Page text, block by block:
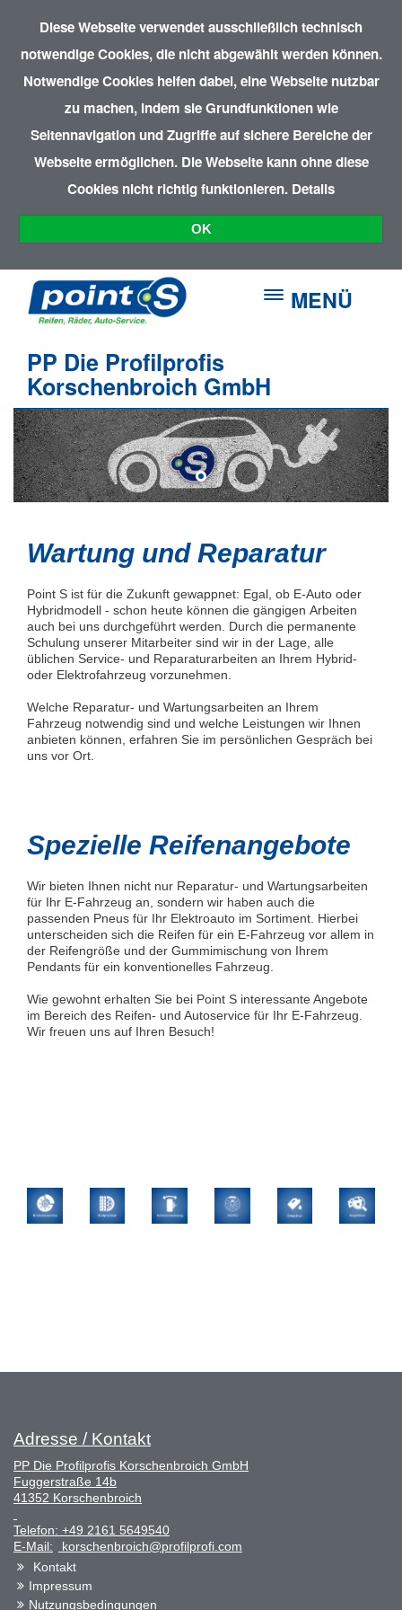
Diese Webseite verwendet ausschließlich technisch
notwendige Cookies, die nicht abgewählt werden können.
Notwendige Cookies helfen dabei, eine Webseite nutzbar
zu machen, indem sie Grundfunktionen wie
Seitennavigation und Zugriffe auf sichere Bereiche der
Webseite ermöglichen. Die Webseite kann ohne diese
Cookies nicht richtig funktionieren. Details
OK
MENÜ
PP Die Profilprofis
Korschenbroich GmbH
Wartung und Reparatur
Point S ist für die Zukunft gewappnet: Egal, ob E-Auto oder
Hybridmodell - schon heute können die gängigen Arbeiten
auch bei uns durchgeführt werden. Durch die permanente
Schulung unserer Mitarbeiter sind wir in der Lage, alle
üblichen Service- und Reparaturarbeiten an Ihrem Hybrid-
oder Elektrofahrzeug vorzunehmen.
Welche Reparatur- und Wartungsarbeiten an Ihrem
Fahrzeug notwendig sind und welche Leistungen wir Ihnen
anbieten können, erfahren Sie im persönlichen Gespräch bei
uns vor Ort.
Spezielle Reifenangebote
Wir bieten Ihnen nicht nur Reparatur- und Wartungsarbeiten
für Ihr E-Fahrzeug an, sondern wir haben auch die
passenden Pneus für Ihr Elektroauto im Sortiment. Hierbei
unterscheiden sich die Reifen für ein E-Fahrzeug vor allem in
der Reifengröße und der Gummimischung von Ihrem
Pendants für ein konventionelles Fahrzeug.
Wie gewohnt erhalten Sie bei Point S interessante Angebote
im Bereich des Reifen- und Autoservice für Ihr E-Fahrzeug.
Wir freuen uns auf Ihren Besuch!
Adresse / Kontakt
PP Die Profilprofis Korschenbroich GmbH
Fuggerstraße 14b
41352 Korschenbroich
Telefon: +49 2161 5649540
E-Mail:
korschenbroich@profilprofi.com
Kontakt
Impressum
Nutzungsbedingungen